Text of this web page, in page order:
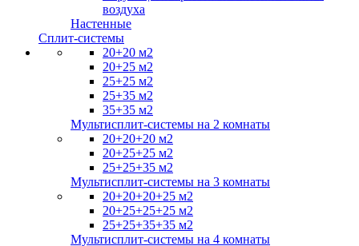
воздуха
Настенные
Сплит-системы
20+20 м2
20+25 м2
25+25 м2
25+35 м2
35+35 м2
Мультисплит-системы на 2 комнаты
20+20+20 м2
20+25+25 м2
25+25+35 м2
Мультисплит-системы на 3 комнаты
20+20+20+25 м2
20+25+25+25 м2
25+25+35+35 м2
Мультисплит-системы на 4 комнаты